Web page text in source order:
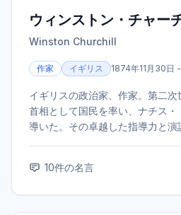
ウィンストン・チャー
Winston Churchill
作家 イギリス 1874年11月30日
イギリスの政治家、作家。第二
首相として国民を率い、ナチス
導いた。その卓越した指導力と演
10件の名言